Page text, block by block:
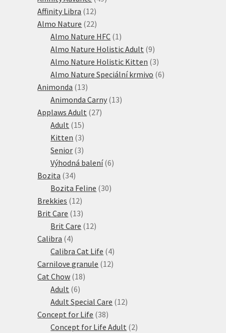
Affinity Libra 1212
produktů
Almo Nature 2222
produktů
Almo Nature HFC 1 1
produkt
Almo Nature Holistic Adult 99
produktů
Almo Nature Holistic Kitten 33
produkty
Almo Nature Speciální krmivo 66
Animonda 1313
produktů
Animonda Carny 1313
Applaws Adult 2727
Adult 1515
produktů
Kitten 33
produkty
Senior 33
produkty
Výhodná balení 66
Bozita 3434
produktů
Bozita Feline 3030
Brekkies 1212
produktů
Brit Care 1313
produktů
Brit Care 1212
Calibra 44
produkty
Calibra Cat Life 44
produkty
Carnilove granule 1212
Cat Chow 1818
Adult 66
produktů
Adult Special Care 1212
Concept for Life 3838
produktů
Concept for Life Adult 22